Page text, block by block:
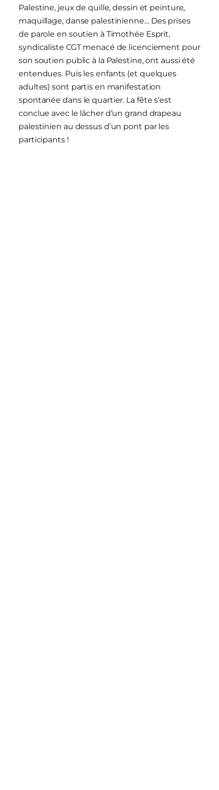
Palestine, jeux de quille, dessin et peinture,
maquillage, danse palestinienne… Des prises
de parole en soutien à Timothée Esprit,
syndicaliste CGT menacé de licenciement pour
son soutien public à la Palestine, ont aussi été
entendues. Puis les enfants (et quelques
adultes) sont partis en manifestation
spontanée dans le quartier. La fête s’est
conclue avec le lâcher d’un grand drapeau
palestinien au dessus d’un pont par les
participants !